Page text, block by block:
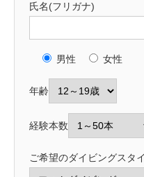
氏名(フリガナ)
男性 女性
年齢
経験本数
ご希望のダイビングスタ